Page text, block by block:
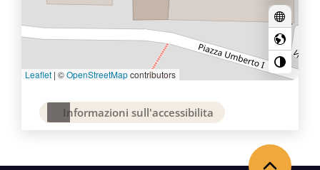
Leaflet | ©OpenStreetMapcontributors
Informazioni sull'accessibilita